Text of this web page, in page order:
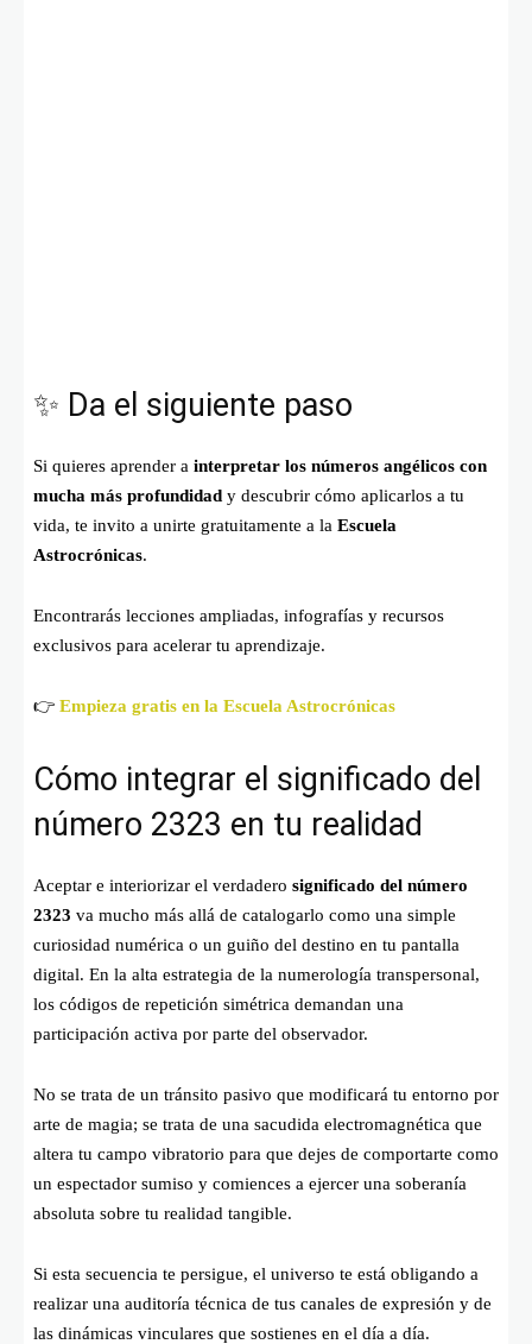
✨ Da el siguiente paso
Si quieres aprender a interpretar los números angélicos con
mucha más profundidad y descubrir cómo aplicarlos a tu
vida, te invito a unirte gratuitamente a la Escuela
Astrocrónicas.
Encontrarás lecciones ampliadas, infografías y recursos
exclusivos para acelerar tu aprendizaje.
👉 Empieza gratis en la Escuela Astrocrónicas
Cómo integrar el significado del
número 2323 en tu realidad
Aceptar e interiorizar el verdadero significado del número
2323 va mucho más allá de catalogarlo como una simple
curiosidad numérica o un guiño del destino en tu pantalla
digital. En la alta estrategia de la numerología transpersonal,
los códigos de repetición simétrica demandan una
participación activa por parte del observador.
No se trata de un tránsito pasivo que modificará tu entorno por
arte de magia; se trata de una sacudida electromagnética que
altera tu campo vibratorio para que dejes de comportarte como
un espectador sumiso y comiences a ejercer una soberanía
absoluta sobre tu realidad tangible.
Si esta secuencia te persigue, el universo te está obligando a
realizar una auditoría técnica de tus canales de expresión y de
las dinámicas vinculares que sostienes en el día a día.